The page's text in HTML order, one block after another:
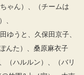
ゃん）、（チームは
、
ゆうと、久保田京子、
んた）、桑原麻衣子
（ハルルン）、（バリ